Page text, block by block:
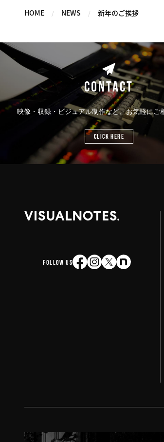
HOME NEWS 新年のご挨拶
CONTACT
映像・収録・ビジュアル制作など、お気軽にご
CLICK HERE
FOLLOW US